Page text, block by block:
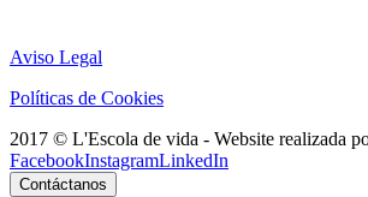
Aviso Legal
Políticas de Cookies
2017 © L'Escola de vida - Website realizada
FacebookInstagramLinkedIn
Contáctanos